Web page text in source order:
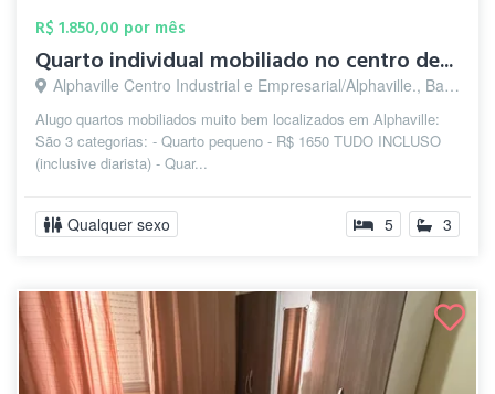
R$ 1.850,00 por mês
Quarto individual mobiliado no centro de...
Alphaville Centro Industrial e Empresarial/Alphaville., Barueri - SP
Alugo quartos mobiliados muito bem localizados em Alphaville:
São 3 categorias: - Quarto pequeno - R$ 1650 TUDO INCLUSO
(inclusive diarista) - Quar...
Qualquer sexo 5 3